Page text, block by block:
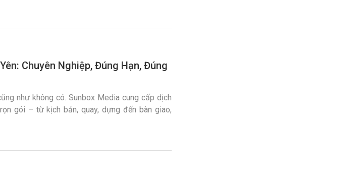
Chuyên Nghiệp, Đúng Hạn, Đúng
như không có. Sunbox Media cung cấp dịch
gói – từ kịch bản, quay, dựng đến bàn giao,
chuyên nghiệp để chào khách hàng và đối tác.